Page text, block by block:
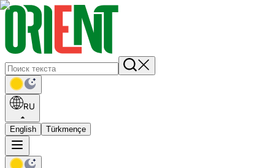
RU
English Türkmençe